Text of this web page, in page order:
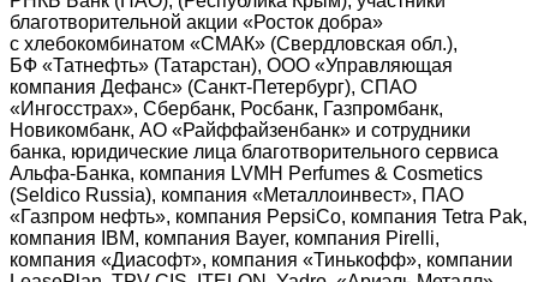
благотворительной акции «Росток добра»
с хлебокомбинатом «СМАК» (Свердловская обл.),
БФ «Татнефть» (Татарстан), ООО «Управляющая
компания Дефанс» (Санкт-Петербург), СПАО
«Ингосстрах», Сбербанк, Росбанк, Газпромбанк,
Новикомбанк, АО «Райффайзенбанк» и сотрудники
банка, юридические лица благотворительного сервиса
Альфа-Банка, компания LVMH Perfumes & Cosmetics
(Seldico Russia), компания «Металлоинвест», ПАО
«Газпром нефть», компания PepsiCo, компания Tetra Pak,
компания IBM, компания Bayer, компания Pirelli,
компания «Диасофт», компания «Тинькофф», компании